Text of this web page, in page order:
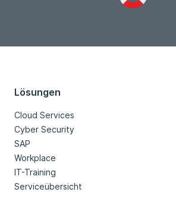
Lösungen
Cloud Services
Cyber Security
SAP
Workplace
IT-Training
Serviceübersicht